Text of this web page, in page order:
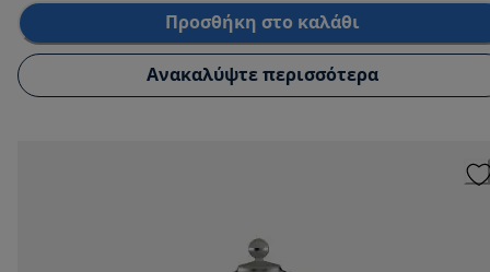
Προσθήκη στο καλάθι
Ανακαλύψτε περισσότερα